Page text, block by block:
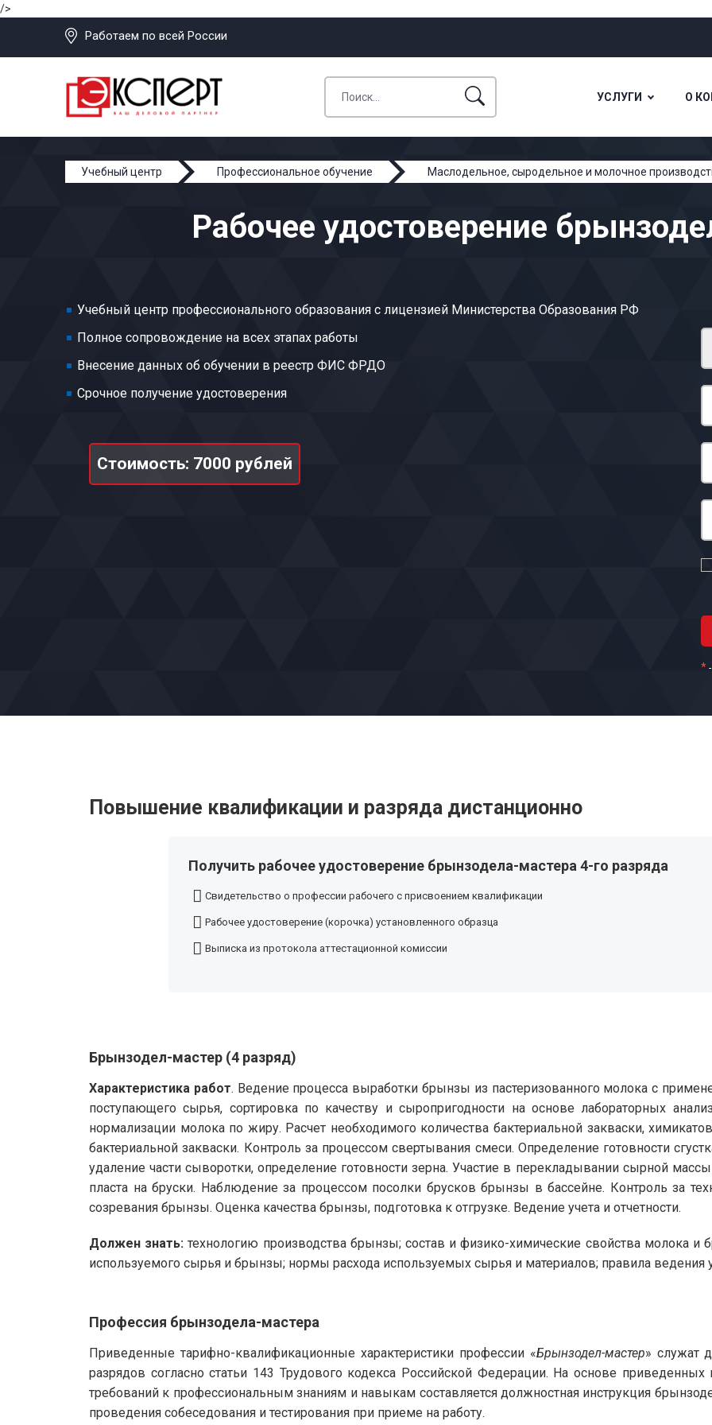
/>
Работаем по всей России
УСЛУГИ О
Учебный центр Профессиональное обучение Маслодельное, сыродельное и молочное
Рабочее удостоверение
Учебный центр профессионального образования с лицензией Министерства Образования РФ
Полное сопровождение на всех этапах работы
Внесение данных об обучении в реестр ФИС ФРДО
Срочное получение удостоверения
Стоимость: 7000 рублей
*
Повышение квалификации и разряда дистанционно
Получить рабочее удостоверение брынзодела-мастера 4-го разряда
Свидетельство о профессии рабочего с присвоением квалификации
Рабочее удостоверение (корочка) установленного образца
Выписка из протокола аттестационной комиссии
Брынзодел-мастер (4 разряд)
Характеристика работ. Ведение процесса выработки брынзы из пастеризованного молока с
поступающего сырья, сортировка по качеству и сыропригодности на основе лабораторных
нормализации молока по жиру. Расчет необходимого количества бактериальной закваски,
бактериальной закваски. Контроль за процессом свертывания смеси. Определение готовности
удаление части сыворотки, определение готовности зерна. Участие в перекладывании сырной
пласта на бруски. Наблюдение за процессом посолки брусков брынзы в бассейне. Контроль за
созревания брынзы. Оценка качества брынзы, подготовка к отгрузке. Ведение учета и отчетности.
Должен знать: технологию производства брынзы; состав и физико-химические свойства молока
используемого сырья и брынзы; нормы расхода используемых сырья и материалов; правила ведения
Профессия брынзодела-мастера
Приведенные тарифно-квалификационные характеристики профессии «Брынзодел-мастер» служат
разрядов согласно статьи 143 Трудового кодекса Российской Федерации. На основе
требований к профессиональным знаниям и навыкам составляется должностная инструкция
проведения собеседования и тестирования при приеме на работу.